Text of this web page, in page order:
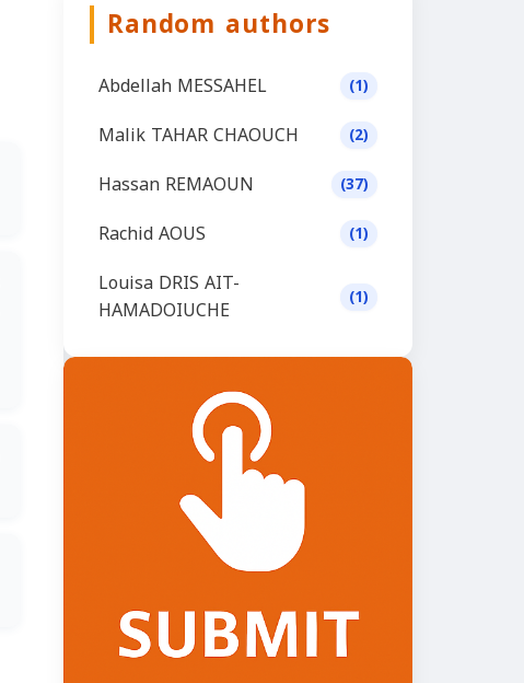
Random authors
Abdellah MESSAHEL (1)
Malik TAHAR CHAOUCH (2)
Hassan REMAOUN (37)
Rachid AOUS (1)
Louisa DRIS AIT-
HAMADOIUCHE
(1)